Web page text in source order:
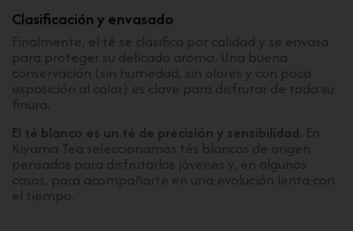
Clasificación y envasado
Finalmente, el té se clasifica por calidad y se envasa
para proteger su delicado aroma. Una buena
conservación (sin humedad, sin olores y con poca
exposición al calor) es clave para disfrutar de toda su
finura.
El té blanco es un té de precisión y sensibilidad. En
Kiyama Tea seleccionamos tés blancos de origen
pensados para disfrutarlos jóvenes y, en algunos
casos, para acompañarte en una evolución lenta con
el tiempo.